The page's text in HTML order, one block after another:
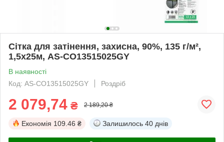
Сітка для затінення, захисна, 90%, 135 г/м²,
1,5х25м, AS-CO13515025GY
В наявності
Код: AS-CO13515025GY
Роздріб
2 079,74 ₴ 2 189,20 ₴
Економія 109.46 ₴ Залишилось 40 днів